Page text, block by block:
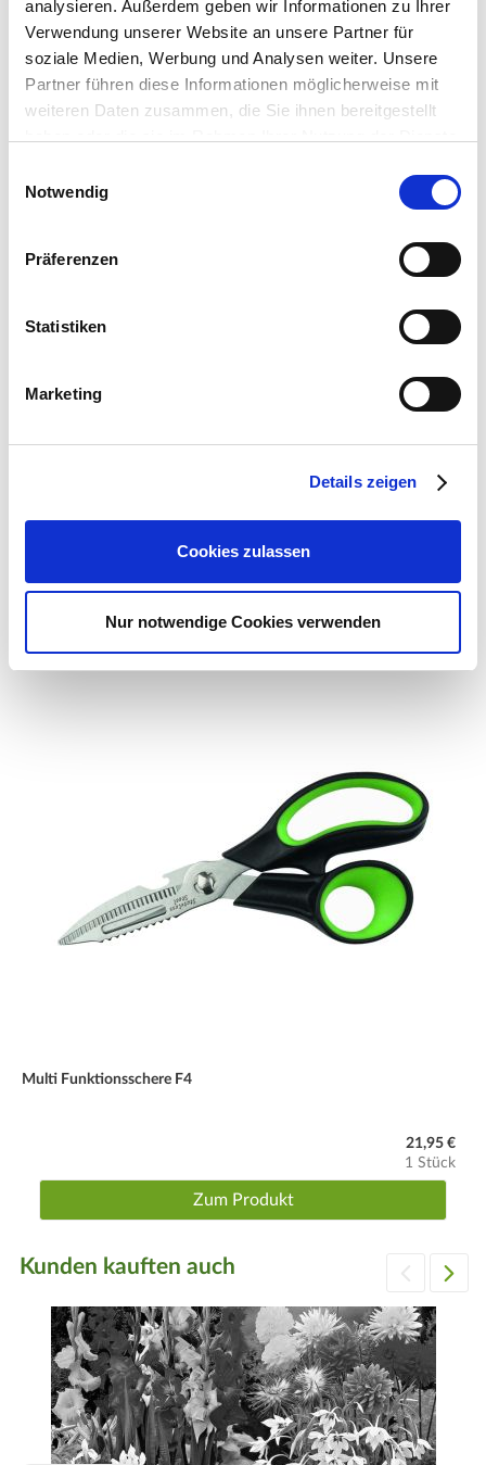
analysieren. Außerdem geben wir Informationen zu Ihrer
Verwendung unserer Website an unsere Partner für
soziale Medien, Werbung und Analysen weiter. Unsere
Partner führen diese Informationen möglicherweise mit
weiteren Daten zusammen, die Sie ihnen bereitgestellt
betätigen Sie anschließend den "OK"-Button:
Notwendig
Präferenzen
Statistiken
Marketing
Details zeigen
Cookies zulassen
Nur notwendige Cookies verwenden
Hand-Drucksprüher 2 Liter
1 Stück
Zum Produkt
Ähnliche Artikel
Multi Funktionsschere F4
21,95 €
1 Stück
Zum Produkt
Kunden kauften auch